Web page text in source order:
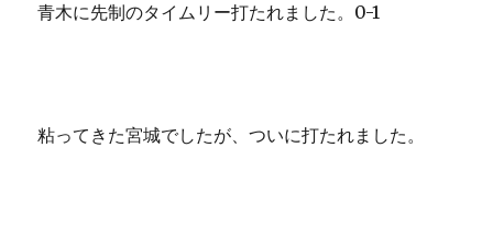
青木に先制のタイムリー打たれました。0-1
粘ってきた宮城でしたが、ついに打たれました。